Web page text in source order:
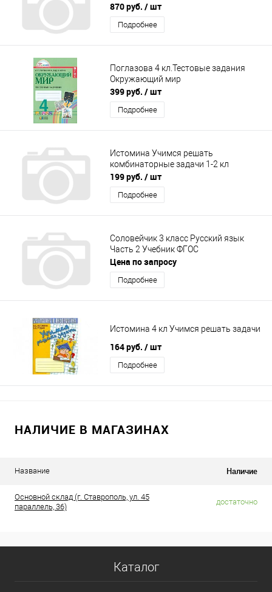
870 руб. / шт
Подробнее
Поглазова 4 кл.Тестовые задания
Окружающий мир
399 руб. / шт
Подробнее
Истомина Учимся решать
комбинаторные задачи 1-2 кл
199 руб. / шт
Подробнее
Соловейчик 3 класс Русский язык
Часть 2 Учебник ФГОС
Цена по запросу
Подробнее
Истомина 4 кл Учимся решать задачи
164 руб. / шт
Подробнее
НАЛИЧИЕ В МАГАЗИНАХ
Название Наличие
Основной склад (г. Ставрополь, ул. 45
параллель, 36)
достаточно
Каталог